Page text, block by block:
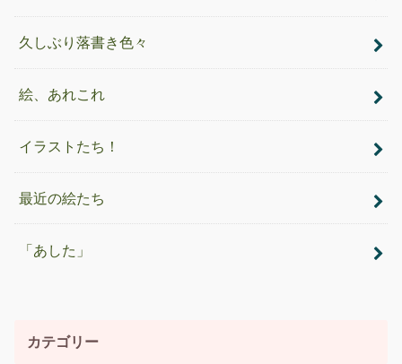
久しぶり落書き色々
絵、あれこれ
イラストたち！
最近の絵たち
「あした」
カテゴリー